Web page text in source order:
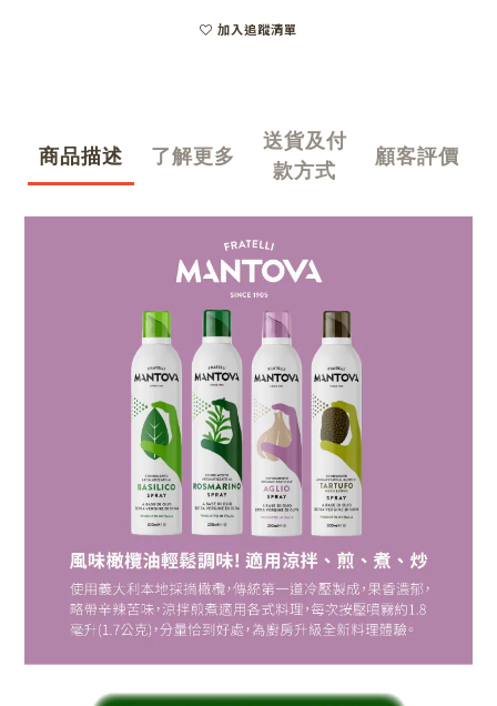
加入追蹤清單
商品描述 了解更多
送貨及付
款方式
顧客評價